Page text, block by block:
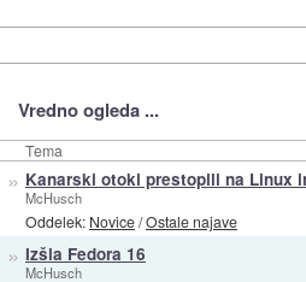
Vredno ogleda ...
Tema
» Kanarski otoki prestopili na Linux
McHusch
Oddelek: Novice/Ostale najave
» Izšla Fedora 16
McHusch